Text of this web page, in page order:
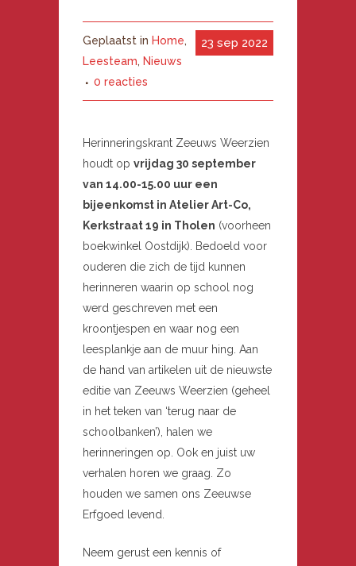
23 sep 2022
Geplaatst in Home,
Leesteam, Nieuws
0 reacties
Herinneringskrant Zeeuws Weerzien
houdt op vrijdag 30 september
van 14.00-15.00 uur een
bijeenkomst in Atelier Art-Co,
Kerkstraat 19 in Tholen (voorheen
boekwinkel Oostdijk). Bedoeld voor
ouderen die zich de tijd kunnen
herinneren waarin op school nog
werd geschreven met een
kroontjespen en waar nog een
leesplankje aan de muur hing. Aan
de hand van artikelen uit de nieuwste
editie van Zeeuws Weerzien (geheel
in het teken van ‘terug naar de
schoolbanken’), halen we
herinneringen op. Ook en juist uw
verhalen horen we graag. Zo
houden we samen ons Zeeuwse
Erfgoed levend.
Neem gerust een kennis of